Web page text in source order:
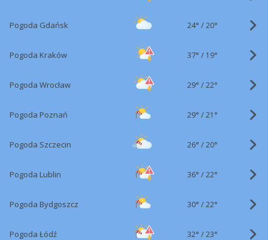
Pogoda Gdańsk 24° /20°
Pogoda Kraków 37° / 19°
Pogoda Wrocław 29° /22°
Pogoda Poznań 29° /21°
Pogoda Szczecin 26° /20°
Pogoda Lublin 36° /22°
Pogoda Bydgoszcz 30° /22°
Pogoda Łódź 32° /23°